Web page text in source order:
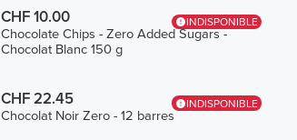
INDISPONIBLE
CHF 10.00
Chocolate Chips - Zero Added Sugars -
Chocolat Blanc 150 g
INDISPONIBLE
CHF 22.45
Chocolat Noir Zero - 12 barres